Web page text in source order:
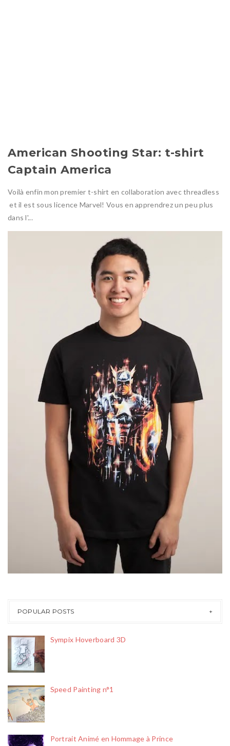
American Shooting Star: t-shirt
Captain America
Voilà enfin mon premier t-shirt en collaboration avec threadless
et il est sous licence Marvel! Vous en apprendrez un peu plus
dans l'...
POPULAR POSTS
Sympix Hoverboard 3D
Speed Painting n°1
Portrait Animé en Hommage à Prince